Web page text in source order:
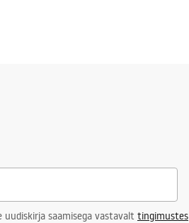
saamisega vastavalt tingimustes